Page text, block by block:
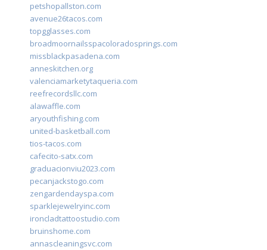
petshopallston.com
avenue26tacos.com
topgglasses.com
broadmoornailsspacoloradosprings.com
missblackpasadena.com
anneskitchen.org
valenciamarketytaqueria.com
reefrecordsllc.com
alawaffle.com
aryouthfishing.com
united-basketball.com
tios-tacos.com
cafecito-satx.com
graduacionviu2023.com
pecanjackstogo.com
zengardendayspa.com
sparklejewelryinc.com
ironcladtattoostudio.com
bruinshome.com
annascleaningsvc.com